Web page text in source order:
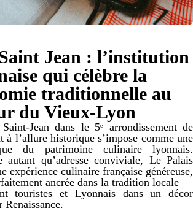
Jean : l’institution
qui célèbre la
traditionnelle au
du Vieux‑Lyon
dans le 5ᵉ arrondissement de
à l’allure historique s’impose comme une
du patrimoine culinaire lyonnais.
autant qu’adresse conviviale, Le Palais
expérience culinaire française généreuse,
ancrée dans la tradition locale —
touristes et Lyonnais dans un décor